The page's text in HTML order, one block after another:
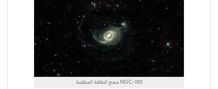
NGC-1512 مسح الطاقة المظلمة